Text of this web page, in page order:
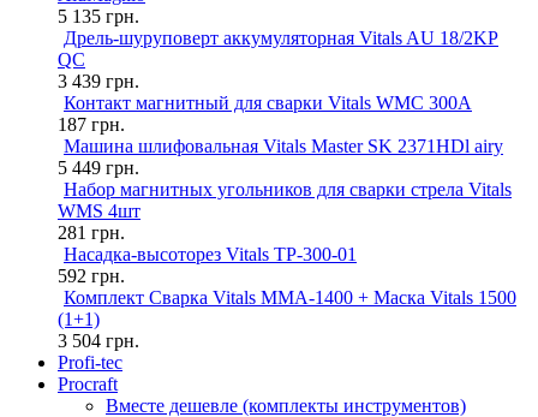
5 135 грн.
Дрель-шуруповерт аккумуляторная Vitals AU 18/2KP
QC
3 439 грн.
Контакт магнитный для сварки Vitals WMC 300A
187 грн.
Машина шлифовальная Vitals Master SK 2371HDl airy
5 449 грн.
Набор магнитных угольников для сварки стрела Vitals
WMS 4шт
281 грн.
Насадка-высоторез Vitals TP-300-01
592 грн.
Комплект Сварка Vitals MMA-1400 + Маска Vitals 1500
(1+1)
3 504 грн.
Profi-tec
Procraft
Вместе дешевле (комплекты инструментов)